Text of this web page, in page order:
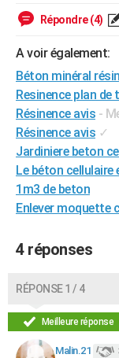
CARTE DE VOEUX
Carte de Noël
Carte Bonne année
Carte Saint-Valentin
Carte Pâques
Carte d'anniversaire
DICTIONNAIRE
Dictionnaire
Biographies
Citations
Expressions
Proverbes
PROGRAMME TV
COPAINS D'AVANT
S'inscrire
Se connecter
Lycées
Collèges
Primaires
Universités
Entreprises
Service militaire
Avis de recherche
AVIS DE DÉCÈS
FORUM
Bricolage
Lifestyle
Culture
Sport
Auto
Television
Voyage
Cinema
Répondre (4)
A voir également:
Béton minéral
Resinence plan de
Résinence avis -
Résinence avis ✓
Jardiniere beton
Le béton cellulaire
1m3 de beton
Enlever moquette
4 réponses
RÉPONSE 1 / 4
Meilleure réponse
Malin.21